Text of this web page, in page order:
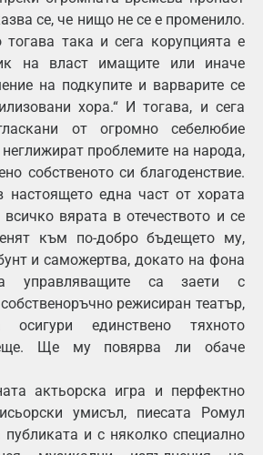
се, че нищо не се е променило.
така и сега корупцията е
на власт имащите или иначе
на подкупите и варварите се
хора.“ И тогава, и сега
от огромно себелюбие
проблемите на народа,
собственото си благоденствие.
една част от хората
вярата в отечеството и се
към по-добро бъдещето му,
и саможертва, докато на фона
управляващите са заети с
режисиран театър,
единствено тяхното
Ще му повярва ли обаче
актьорска игра и перфектно
умисъл, пиесата Ромул
публиката и с няколко специално